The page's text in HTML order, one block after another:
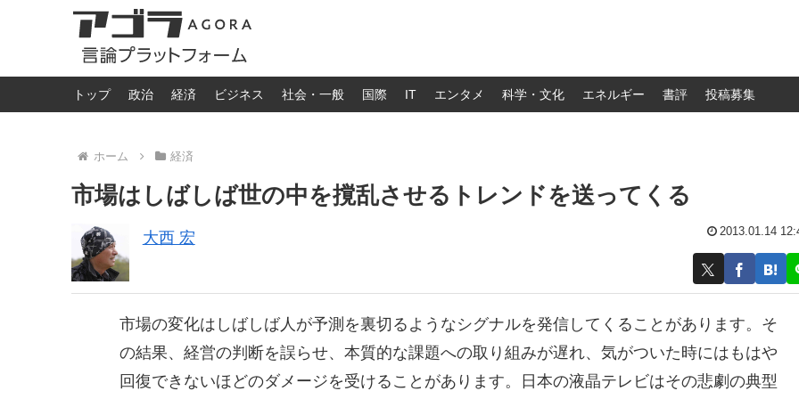
トップ 政治 経済 ビジネス 社会・一般 国際 IT エンタメ 科学・文化 エネルギー 書評 投稿募集
ホーム 経済
市場はしばしば世の中を撹乱させるトレンドを送ってくる
大西 宏 2013.01.14
市場の変化はしばしば人が予測を裏切るようなシグナルを発信してくることがあります。そ
の結果、経営の判断を誤らせ、本質的な課題への取り組みが遅れ、気がついた時にはもはや
回復できないほどのダメージを受けることがあります。日本の液晶テレビはその悲劇の典型